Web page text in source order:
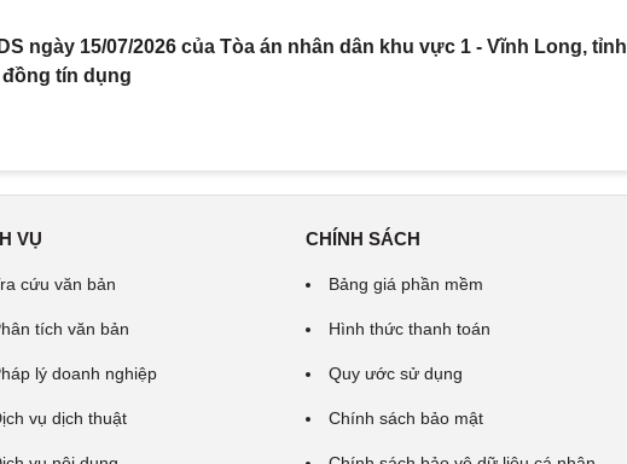
ngày 15/07/2026 của Tòa án nhân dân khu vực 1 - Vĩnh Long, tỉnh
tín dụng
VỤ
cứu văn bản
tích văn bản
lý doanh nghiệp
vụ dịch thuật
CHÍNH SÁCH
Bảng giá phần mềm
Hình thức thanh toán
Quy ước sử dụng
Chính sách bảo mật